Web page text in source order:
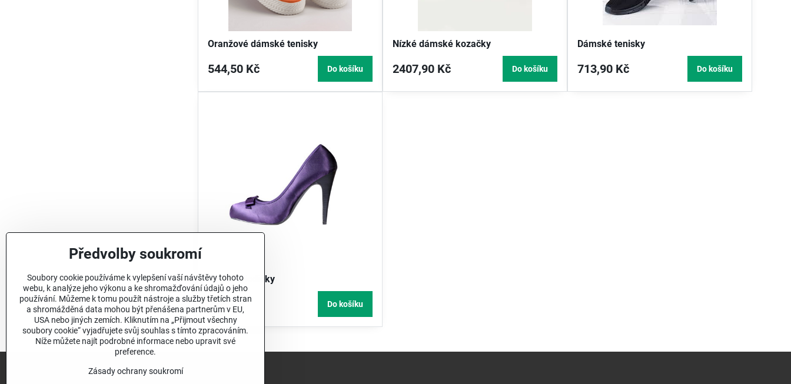
Oranžové dámské tenisky
544,50 Kč Do košíku
Nízké dámské kozačky
2407,90 Kč Do košíku
Dámské tenisky
713,90 Kč Do košíku
Dámské lodičky
726 Kč Do košíku
Předvolby soukromí
Soubory cookie používáme k vylepšení vaší návštěvy tohoto
webu, k analýze jeho výkonu a ke shromažďování údajů o jeho
používání. Můžeme k tomu použít nástroje a služby třetích stran
a shromážděná data mohou být přenášena partnerům v EU,
USA nebo jiných zemích. Kliknutím na „Přijmout všechny
soubory cookie“ vyjadřujete svůj souhlas s tímto zpracováním.
Níže můžete najít podrobné informace nebo upravit své
preference.
Zásady ochrany soukromí